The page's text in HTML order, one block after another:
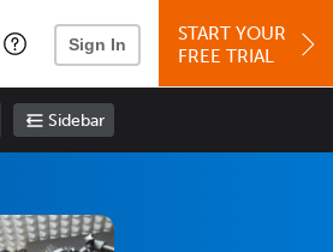
Sign In
START YOUR
FREE TRIAL
Sidebar